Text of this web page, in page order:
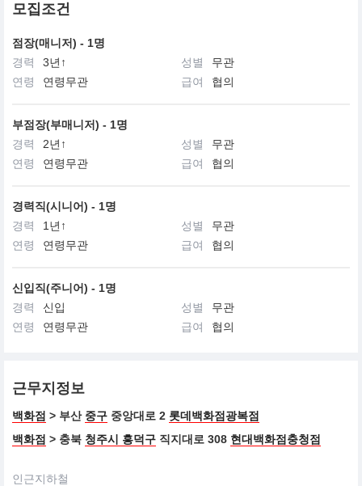
모집조건
점장(매니저) - 1명
경력
3년↑ 성별
무관
연령
연령무관 급여 협의
부점장(부매니저) - 1명
경력
2년↑ 성별
무관
연령
연령무관 급여 협의
경력직(시니어) - 1명
경력
1년↑ 성별
무관
연령
연령무관 급여 협의
신입직(주니어) - 1명
경력
신입 성별
무관
연령
연령무관 급여 협의
근무지정보
백화점 > 부산 중구 중앙대로 2 롯데백화점광복점
백화점 > 충북 청주시 흥덕구 직지대로 308 현대백화점충청점
인근지하철